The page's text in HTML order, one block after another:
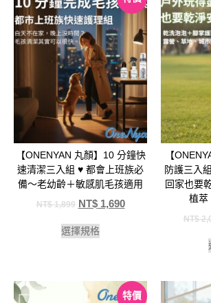
【ONENYAN 丸顏】10 分鐘快
速清潔三入組 ♥️ 都會上班族必
備～老幼齡＋敏感肌毛孩適用
NT$1,899 NT$1,690
選擇規格
【
防護三入
回家也要
植萃
NT$
特價